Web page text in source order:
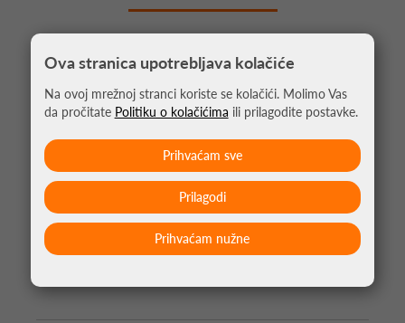
Ova stranica upotrebljava kolačiće
Na ovoj mrežnoj stranci koriste se kolačići. Molimo Vas
da pročitate Politiku o kolačićima ili prilagodite postavke.
Prihvaćam nužne
Prilagodi
Prihvaćam sve